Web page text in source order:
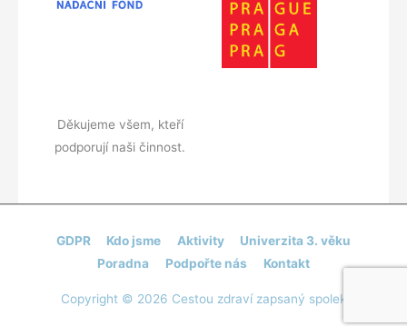
Děkujeme všem, kteří
podporují naši činnost.
GDPR Kdo jsme Aktivity
Univerzita 3. věku
Poradna
Podpořte nás Kontakt
Copyright © 2026 Cestou zdraví zapsaný spolek